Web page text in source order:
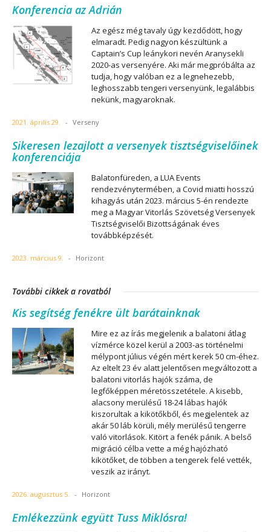
Konferencia az Adrián
Az egész még tavaly úgy kezdődött, hogy
elmaradt. Pedig nagyon készültünk a
Captain’s Cup leánykori nevén Aranysekli
2020-as versenyére. Aki már megpróbálta az
tudja, hogy valóban ez a legnehezebb,
leghosszabb tengeri versenyünk, legalábbis
nekünk, magyaroknak.
2021. április 29. - Verseny
Sikeresen lezajlott a versenyek tisztségviselőinek
konferenciája
Balatonfüreden, a LUA Events
rendezvénytermében, a Covid miatti hosszú
kihagyás után 2023. március 5-én rendezte
meg a Magyar Vitorlás Szövetség Versenyek
Tisztségviselői Bizottságának éves
továbbképzését.
2023. március 9. - Horizont
További cikkek a rovatból
Kis segítség fenékre ült barátainknak
Mire ez az írás megjelenik a balatoni átlag
vízmérce közel kerül a 2003-as történelmi
mélypont július végén mért kerek 50 cm-éhez.
Az eltelt 23 év alatt jelentősen megváltozott a
balatoni vitorlás hajók száma, de
legfőképpen méretösszetétele. A kisebb,
alacsony merülésű 18-24 lábas hajók
kiszorultak a kikötőkből, és megjelentek az
akár 50 láb körüli, mély merülésű tengerre
való vitorlások. Kitört a fenék pánik. A belső
migráció célba vette a még hajózható
kikötőket, de többen a tengerek felé vették,
veszik az irányt.
2026. augusztus 5. - Horizont
Emlékezzünk együtt Tuss Miklósra!